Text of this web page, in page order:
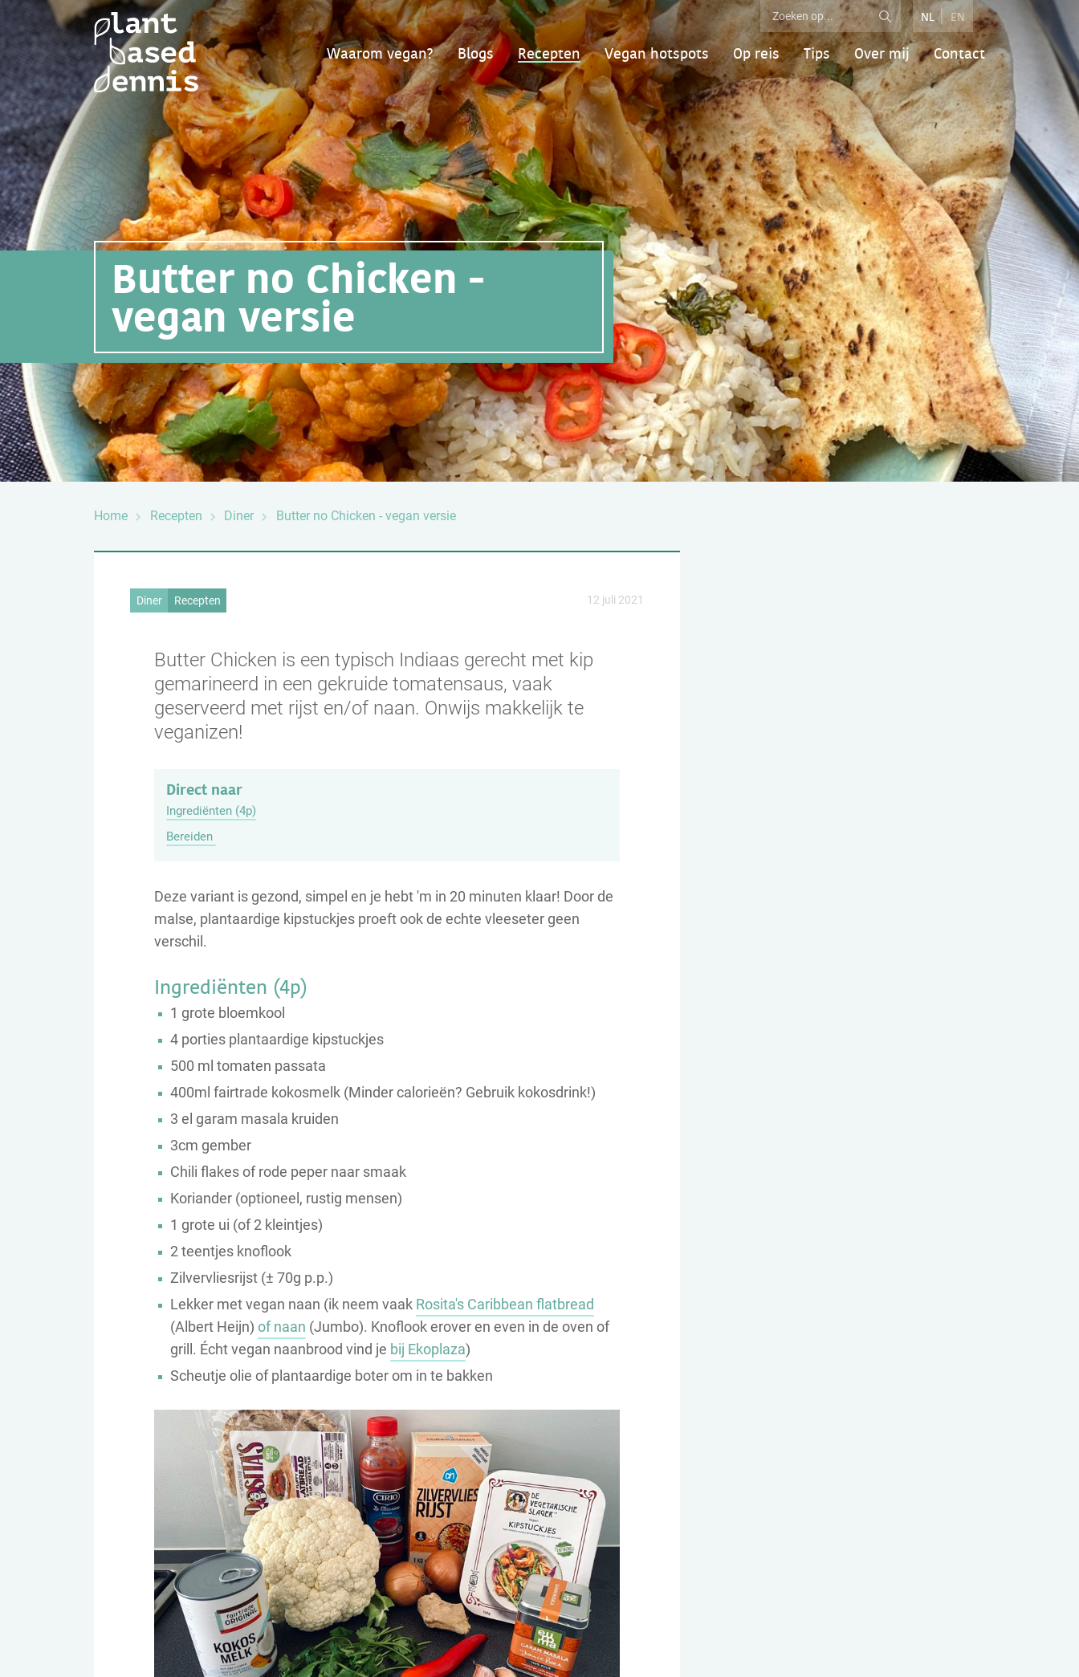
Waarom vegan? Blogs Recepten Vegan hotspots Op reis Tips Over mij Contact
NL EN
Butter no Chicken -
vegan versie
Home Recepten Diner Butter no Chicken - vegan versie
Diner Recepten 12 juli 2021
Butter Chicken is een typisch Indiaas gerecht met kip
gemarineerd in een gekruide tomatensaus, vaak
geserveerd met rijst en/of naan. Onwijs makkelijk te
veganizen!
Direct naar
Ingrediënten (4p)
Bereiden
Deze variant is gezond, simpel en je hebt 'm in 20 minuten klaar! Door de
malse, plantaardige kipstuckjes proeft ook de echte vleeseter geen
verschil.
Ingrediënten (4p)
1 grote bloemkool
4 porties plantaardige kipstuckjes
500 ml tomaten passata
400ml fairtrade kokosmelk (Minder calorieën? Gebruik kokosdrink!)
3 el garam masala kruiden
3cm gember
Chili flakes of rode peper naar smaak
Koriander (optioneel, rustig mensen)
1 grote ui (of 2 kleintjes)
2 teentjes knoflook
Zilvervliesrijst (± 70g p.p.)
Lekker met vegan naan (ik neem vaak Rosita's Caribbean flatbread
(Albert Heijn) of naan (Jumbo). Knoflook erover en even in de oven of
grill. Écht vegan naanbrood vind je bij Ekoplaza)
Scheutje olie of plantaardige boter om in te bakken